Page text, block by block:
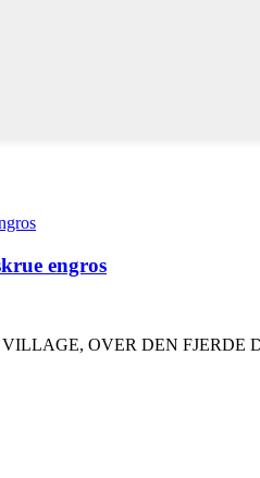
engros
VILLAGE, OVER DEN